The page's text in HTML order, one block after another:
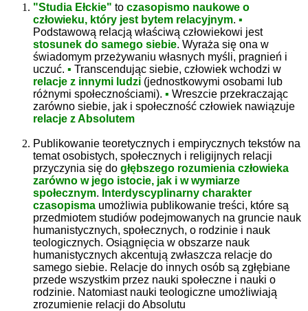
"Studia Ełckie" to czasopismo naukowe o
człowieku, który jest bytem relacyjnym. ▪
Podstawową relacją właściwą człowiekowi jest
stosunek do samego siebie. Wyraża się ona w
świadomym przeżywaniu własnych myśli, pragnień i
uczuć. ▪ Transcendując siebie, człowiek wchodzi w
relacje z innymi ludzi (jednostkowymi osobami lub
różnymi społecznościami). ▪ Wreszcie przekraczając
zarówno siebie, jak i społeczność człowiek nawiązuje
relacje z Absolutem
Publikowanie teoretycznych i empirycznych tekstów na
temat osobistych, społecznych i religijnych relacji
przyczynia się do głębszego rozumienia człowieka
zarówno w jego istocie, jak i w wymiarze
społecznym. Interdyscyplinarny charakter
czasopisma umożliwia publikowanie treści, które są
przedmiotem studiów podejmowanych na gruncie nauk
humanistycznych, społecznych, o rodzinie i nauk
teologicznych. Osiągnięcia w obszarze nauk
humanistycznych akcentują zwłaszcza relacje do
samego siebie. Relacje do innych osób są zgłębiane
przede wszystkim przez nauki społeczne i nauki o
rodzinie. Natomiast nauki teologiczne umożliwiają
zrozumienie relacji do Absolutu